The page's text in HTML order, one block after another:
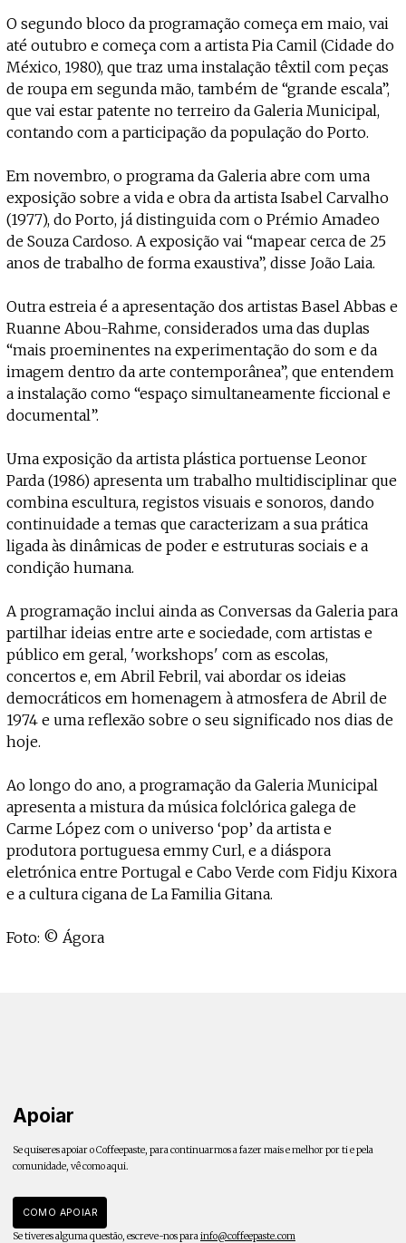
O segundo bloco da programação começa em maio, vai
até outubro e começa com a artista Pia Camil (Cidade do
México, 1980), que traz uma instalação têxtil com peças
de roupa em segunda mão, também de “grande escala”,
que vai estar patente no terreiro da Galeria Municipal,
contando com a participação da população do Porto.
Em novembro, o programa da Galeria abre com uma
exposição sobre a vida e obra da artista Isabel Carvalho
(1977), do Porto, já distinguida com o Prémio Amadeo
de Souza Cardoso. A exposição vai “mapear cerca de 25
anos de trabalho de forma exaustiva”, disse João Laia.
Outra estreia é a apresentação dos artistas Basel Abbas e
Ruanne Abou-Rahme, considerados uma das duplas
“mais proeminentes na experimentação do som e da
imagem dentro da arte contemporânea”, que entendem
a instalação como “espaço simultaneamente ficcional e
documental”.
Uma exposição da artista plástica portuense Leonor
Parda (1986) apresenta um trabalho multidisciplinar que
combina escultura, registos visuais e sonoros, dando
continuidade a temas que caracterizam a sua prática
ligada às dinâmicas de poder e estruturas sociais e a
condição humana.
A programação inclui ainda as Conversas da Galeria para
partilhar ideias entre arte e sociedade, com artistas e
público em geral, 'workshops' com as escolas,
concertos e, em Abril Febril, vai abordar os ideias
democráticos em homenagem à atmosfera de Abril de
1974 e uma reflexão sobre o seu significado nos dias de
hoje.
Ao longo do ano, a programação da Galeria Municipal
apresenta a mistura da música folclórica galega de
Carme López com o universo ‘pop’ da artista e
produtora portuguesa emmy Curl, e a diáspora
eletrónica entre Portugal e Cabo Verde com Fidju Kixora
e a cultura cigana de La Familia Gitana.
Foto: © Ágora
Apoiar
Se quiseres apoiar o Coffeepaste, para continuarmos a fazer mais e melhor por ti e pela
comunidade, vê como aqui.
COMO APOIAR
Se tiveres alguma questão, escreve-nos parainfo@coffeepaste.com